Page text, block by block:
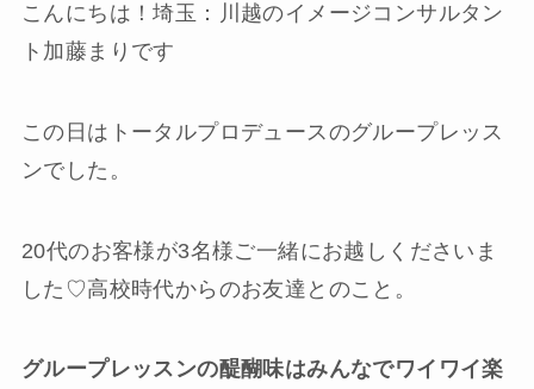
こんにちは！埼玉：川越のイメージコンサルタン
ト加藤まりです
この日はトータルプロデュースのグループレッス
ンでした。
20代のお客様が3名様ご一緒にお越しくださいま
した♡高校時代からのお友達とのこと。
グループレッスンの醍醐味はみんなでワイワイ楽